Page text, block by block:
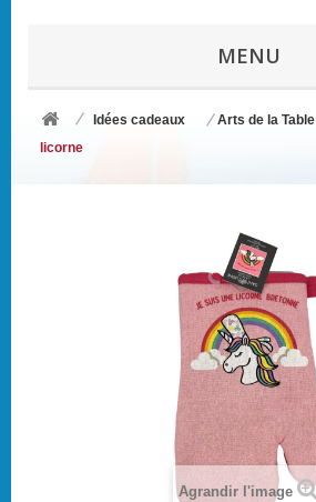
MENU
Idées cadeaux Arts de la Table
licorne
Agrandir l'image